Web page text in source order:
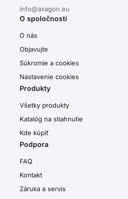
info@axagon.eu
O spoločnosti
O nás
Objavujte
Súkromie a cookies
Nastavenie cookies
Produkty
Všetky produkty
Katalóg na stiahnutie
Kde kúpiť
Podpora
FAQ
Kontakt
Záruka a servis